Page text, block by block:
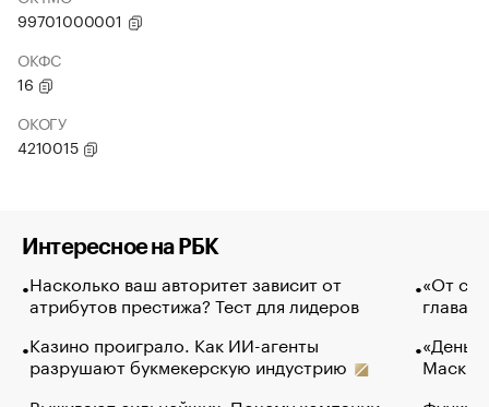
99701000001
ОКФС
16
ОКОГУ
4210015
Интересное на РБК
Насколько ваш авторитет зависит от
атрибутов престижа? Тест для лидеров
Казино проиграло. Как ИИ-агенты
разрушают букмекерскую индустрию
«От
глава
Маск в